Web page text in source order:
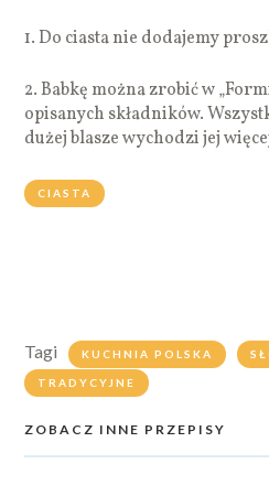
1. Do ciasta nie dodajemy
2. Babkę można zrobić w
opisanych składników.
dużej blasze wychodzi jej
CIASTA
Tagi KUCHNIA POLSKA
TRADYCYJNE
ZOBACZ INNE PRZEPISY